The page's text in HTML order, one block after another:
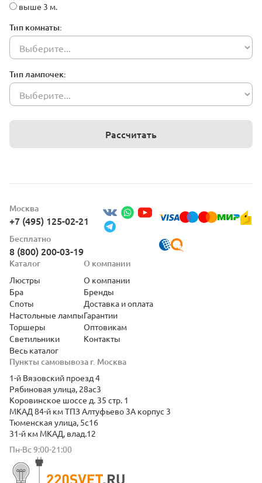
выше 3 м.
Тип комнаты:
Тип лампочек:
Рассчитать
Москва
+7 (495) 125-02-21
Бесплатно
8 (800) 200-03-19
Пункты самовывоза г. Москва
1-й Вязовский проезд 4
Рябиновая улица, 28ас3
Коровинское шоссе д. 35 стр. 1
МКАД 84-й км ТПЗ Алтуфьево 3А корпус 3
Тюменская улица, 5с16
31-й км МКАД, влад.12
Пн-Вс 9:00-21:00
Каталог
Люстры
Бра
Споты
Настольные лампы
Торшеры
Светильники
Весь каталог
О компании
О компании
Бренды
Доставка и оплата
Гарантии
Оптовикам
Контакты